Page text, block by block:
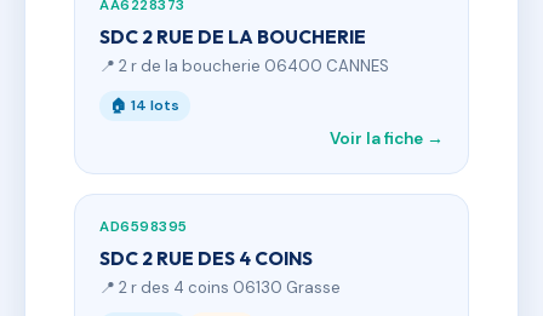
AA6228373
SDC 2 RUE DE LA BOUCHERIE
📍 2 r de la boucherie 06400 CANNES
🏠 14 lots
Voir la fiche →
AD6598395
SDC 2 RUE DES 4 COINS
📍 2 r des 4 coins 06130 Grasse